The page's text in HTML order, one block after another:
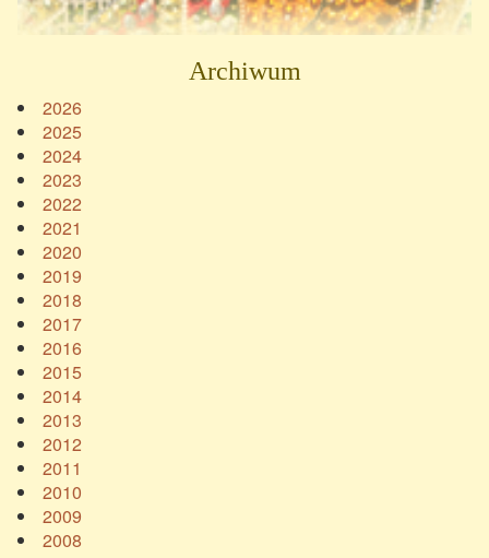
Archiwum
2026
2025
2024
2023
2022
2021
2020
2019
2018
2017
2016
2015
2014
2013
2012
2011
2010
2009
2008